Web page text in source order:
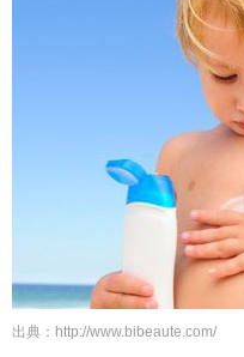
出典：http://www.bibeaute.com/